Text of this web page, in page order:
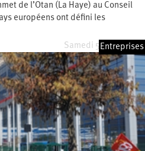
de l’Otan (La Haye) au Conseil
européens ont défini les
Samedi 5 juillet 2025
Entreprises